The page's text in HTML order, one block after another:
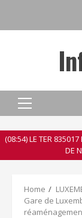
Primary
(08:54) LE TER 835017
DE
Home
Gare de